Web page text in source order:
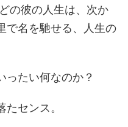
の彼の人生は、次か
で名を馳せる、人生の
ったい何なのか？
センス。